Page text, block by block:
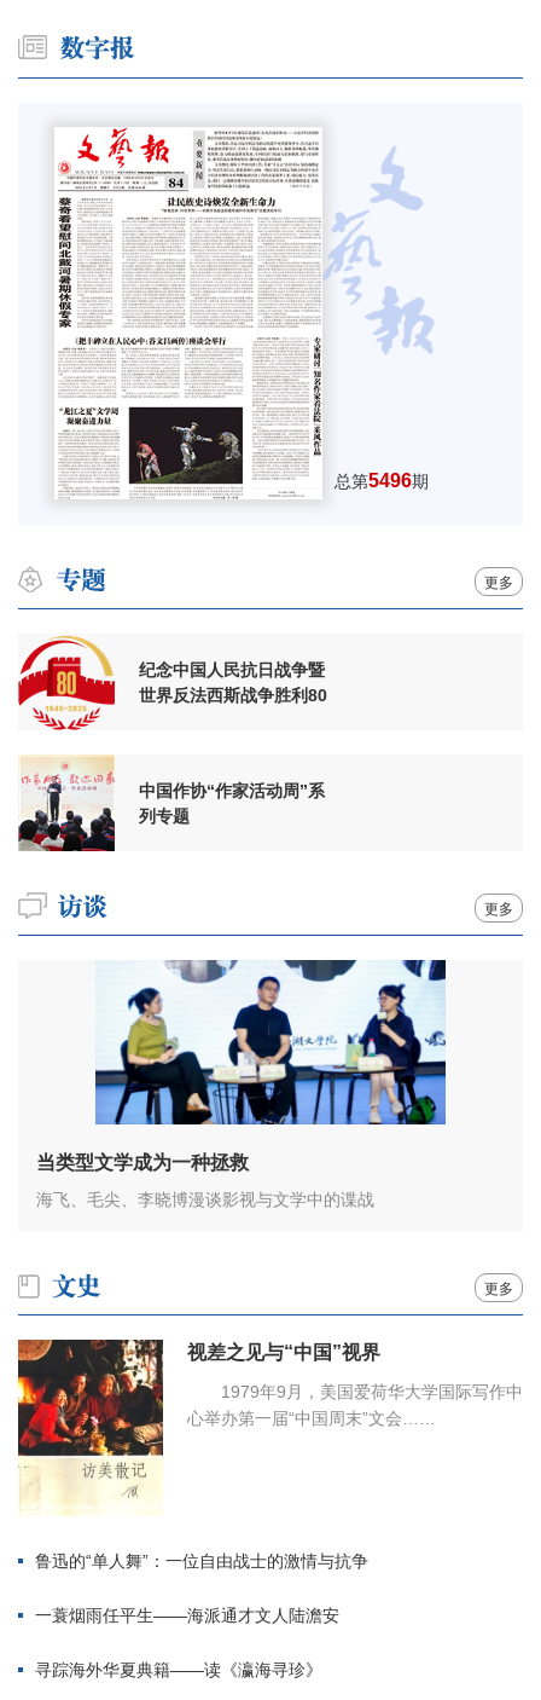
总第5496期
更多
纪念中国人民抗日战争暨
世界反法西斯战争胜利80
中国作协“作家活动周”系
列专题
更多
当类型文学成为一种拯救
海飞、毛尖、李晓博漫谈影视与文学中的谍战
更多
视差之见与“中国”视界
1979年9月，美国爱荷华大学国际写作中
心举办第一届“中国周末”文会……
鲁迅的“单人舞”：一位自由战士的激情与抗争
一蓑烟雨任平生——海派通才文人陆澹安
寻踪海外华夏典籍——读《瀛海寻珍》